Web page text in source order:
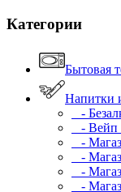
Категории
Бытовая
Напитки
-
-
-
-
-
-